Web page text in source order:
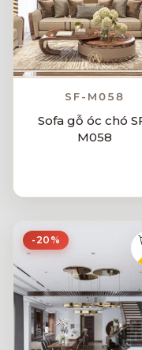
SF-M058
Sofa gỗ óc chó
M058
-20%